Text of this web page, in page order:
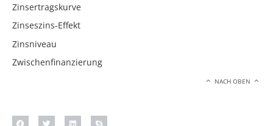
Zinsertragskurve
Zinseszins-Effekt
Zinsniveau
Zwischenfinanzierung
NACH OBEN